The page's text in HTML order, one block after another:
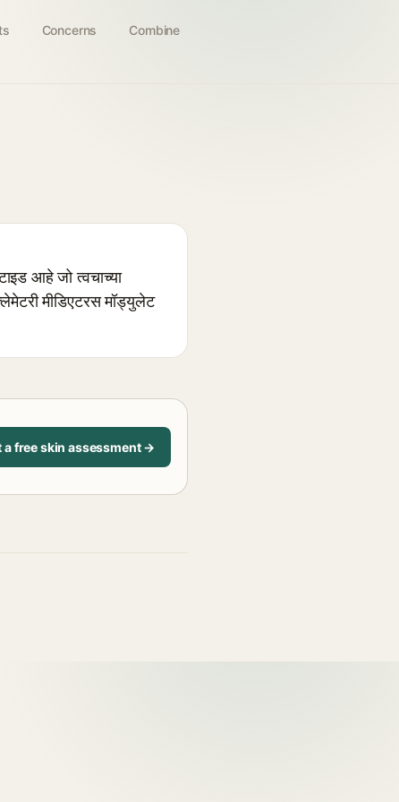
Concerns Combine
आहे जो त्वचाच्या
मीडिएटरस मॉड्युलेट
a free skin assessment →